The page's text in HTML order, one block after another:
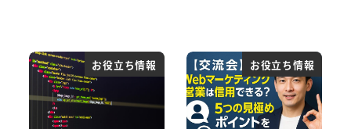
お役立ち情報 お役立ち情報